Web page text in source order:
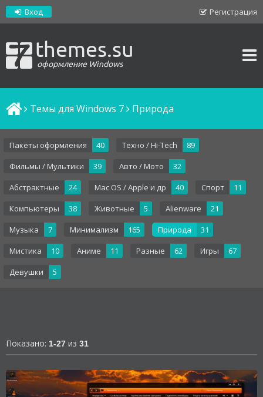
Регистрация
Вход
themes.su
оформление Windows
Темы для Windows 7 Природа
Пакеты оформления 40 Техно / Hi-Tech
89
Фильмы / Мультики
39 Авто / Мото
32
Абстрактные
24 Mac OS / Apple и др 40 Спорт
11
Компьютеры
38 Животные 5 Alienware
21
Музыка
7 Минимализм 165 Природа
31
Мистика
10 Аниме 11 Разные 62 Игры
67
Девушки
5
Показано: 1-27 из 31